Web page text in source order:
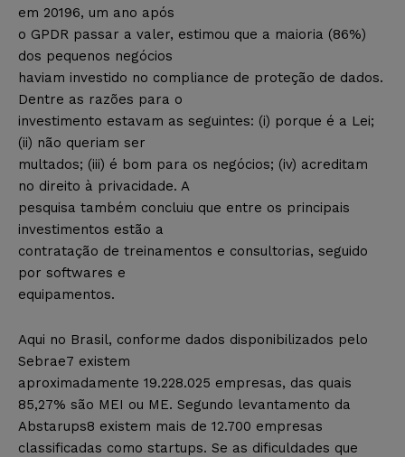
em 20196, um ano após
o GPDR passar a valer, estimou que a maioria (86%)
dos pequenos negócios
haviam investido no compliance de proteção de dados.
Dentre as razões para o
investimento estavam as seguintes: (i) porque é a Lei;
(ii) não queriam ser
multados; (iii) é bom para os negócios; (iv) acreditam
no direito à privacidade. A
pesquisa também concluiu que entre os principais
investimentos estão a
contratação de treinamentos e consultorias, seguido
por softwares e
equipamentos.
Aqui no Brasil, conforme dados disponibilizados pelo
Sebrae7 existem
aproximadamente 19.228.025 empresas, das quais
85,27% são MEI ou ME. Segundo levantamento da
Abstarups8 existem mais de 12.700 empresas
classificadas como startups. Se as dificuldades que